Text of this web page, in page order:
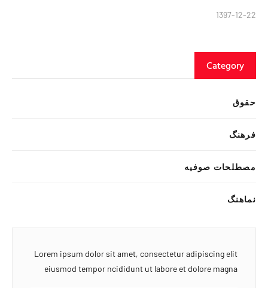
1397-12-22
Category
حقوق
فرهنگ
مصطلحات صوفیه
نماهنگ
Lorem ipsum dolor sit amet, consectetur adipiscing elit
eiusmod tempor ncididunt ut labore et dolore magna